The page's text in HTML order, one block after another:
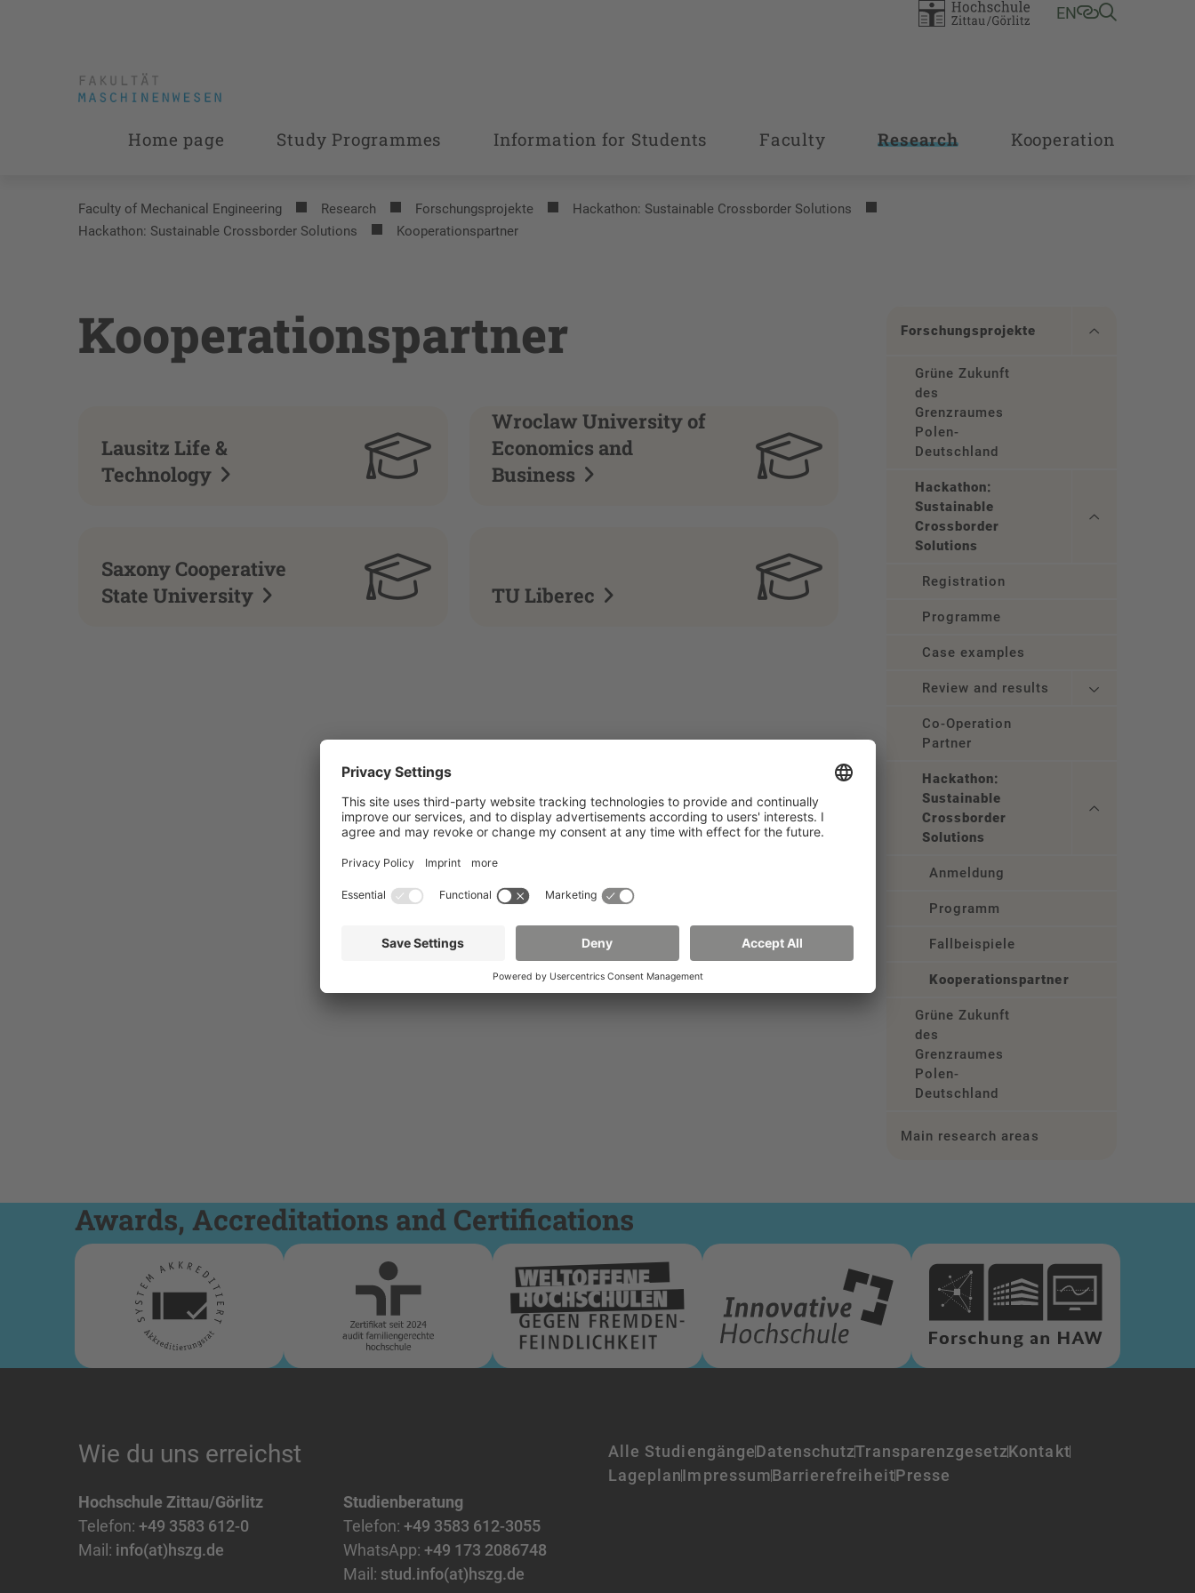
EN
Home page Study Programmes Information for Students Faculty Research Kooperation
Faculty of Mechanical Engineering Research Forschungsprojekte
Hackathon: Sustainable Crossborder Solutions
Hackathon: Sustainable Crossborder Solutions
Kooperationspartner
Kooperationspartner
Lausitz Life &
Technology
Wroclaw University of
Economics and
Business
Saxony Cooperative
State University
TU Liberec
Forschungsprojekte
Grüne Zukunft
des
Grenzraumes
Polen-
Deutschland
Hackathon:
Sustainable
Crossborder
Solutions
Registration
Programme
Case examples
Review and results
Co-Operation
Partner
Hackathon:
Sustainable
Crossborder
Solutions
Anmeldung
Programm
Fallbeispiele
Kooperationspartner
Grüne Zukunft
des
Grenzraumes
Polen-
Deutschland
Main research areas
Awards, Accreditations and Certifications
Wie du uns erreichst
Hochschule Zittau/Görlitz
Telefon: +49 3583 612-0
Mail: info(at)hszg.de
Studienberatung
Telefon: +49 3583 612-3055
WhatsApp: +49 173 2086748
Mail: stud.info(at)hszg.de
Alle StudiengängeDatenschutzTransparenzgesetzKontakt
LageplanImpressumBarrierefreiheitPresse